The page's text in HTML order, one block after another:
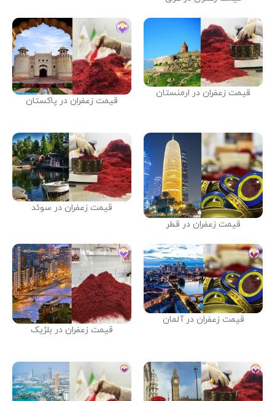
قیمت زعفران در ارمنستان
قیمت زعفران در پاکستان
قیمت زعفران در قطر
قیمت زعفران در سوئد
قیمت زعفران در آلمان
قیمت زعفران در بلژیک